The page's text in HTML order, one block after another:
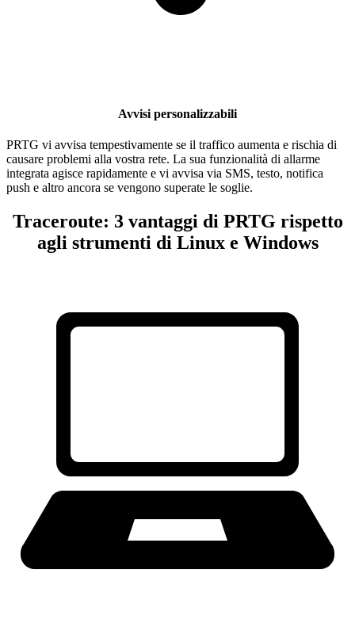
Avvisi personalizzabili
PRTG vi avvisa tempestivamente se il traffico aumenta e rischia di
causare problemi alla vostra rete. La sua funzionalità di allarme
integrata agisce rapidamente e vi avvisa via SMS, testo, notifica
push e altro ancora se vengono superate le soglie.
Traceroute: 3 vantaggi di PRTG rispetto
agli strumenti di Linux e Windows